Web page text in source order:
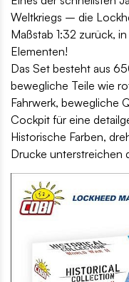
Weltkriegs – die
Maßstab 1:32 zurück,
Elementen!
Das Set besteht aus
bewegliche Teile wie
Fahrwerk, bewegliche
Cockpit für eine
Historische Farben,
Drucke unterstreichen